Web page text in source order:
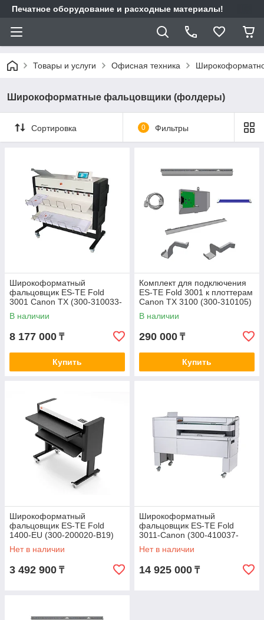
Печатное оборудование и расходные материалы!
Товары и услуги Офисная техника
Широкоформатные фальцовщики (фолдеры)
Сортировка 0 Фильтры
Широкоформатный
фальцовщик ES-TE Fold
3001 Canon TX (300-310033-
B19)
В наличии
8 177 000 ₸
Купить
Комплект для подключения
ES-TE Fold 3001 к плоттерам
Canon TX 3100 (300-310105)
В наличии
290 000 ₸
Купить
Широкоформатный
фальцовщик ES-TE Fold
1400-EU (300-200020-B19)
Нет в наличии
3 492 900 ₸
Широкоформатный
фальцовщик ES-TE Fold
3011-Canon (300-410037-
B19)
Нет в наличии
14 925 000 ₸